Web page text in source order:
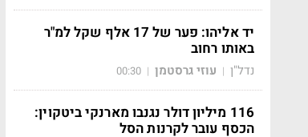
יד אליהו: פער של 17 אלף שקל למ"ר
באותו רחוב
נדל"ן | עוזי גרסטמן |
00:30
116 מיליון דולר נגנבו מארנקי ביטקוין:
הכסף עובר לקרנות הסל